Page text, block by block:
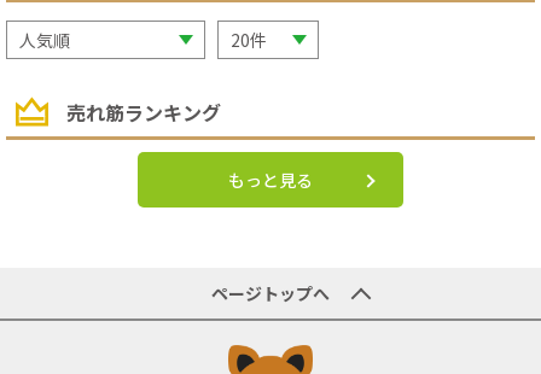
売れ筋ランキング
もっと見る
ページトップへ